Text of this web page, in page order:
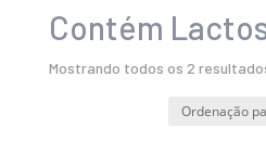
Contém
Mostrando todos os 2